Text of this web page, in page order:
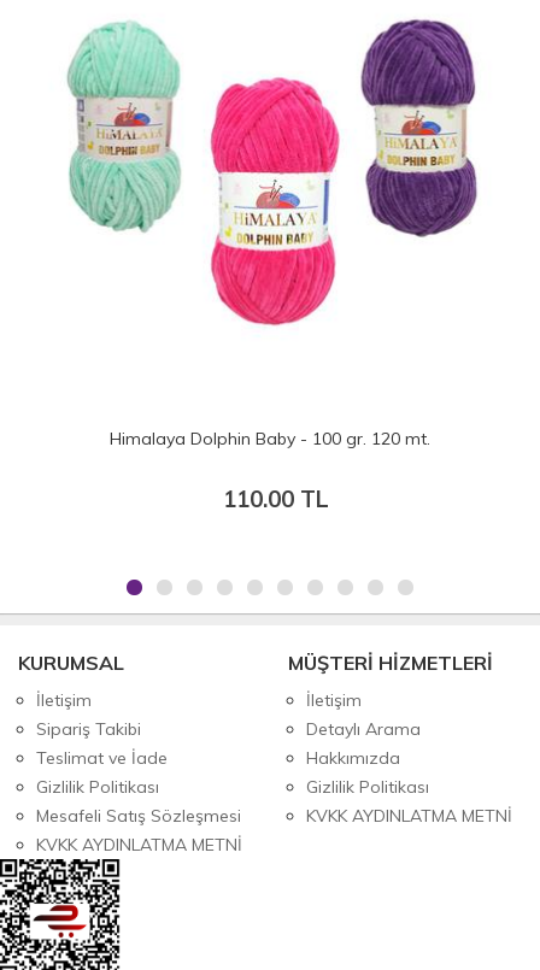
Himalaya Dolphin Loop
99.00 TL
KURUMSAL
İletişim
Sipariş Takibi
Teslimat ve İade
Gizlilik Politikası
Mesafeli Satış Sözleşmesi
KVKK AYDINLATMA METNİ
MÜŞTERİ HİZMETLERİ
İletişim
Detaylı Arama
Hakkımızda
Gizlilik Politikası
KVKK AYDINLATMA METNİ